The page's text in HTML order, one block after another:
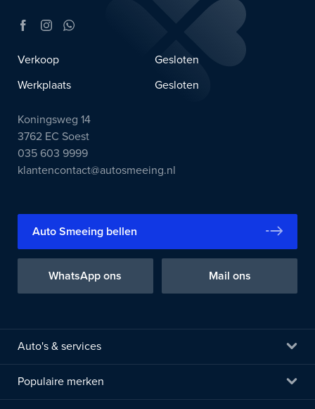
Verkoop
Gesloten
Werkplaats
Gesloten
Koningsweg 14
3762 EC Soest
035 603 9999
klantencontact@autosmeeing.nl
Auto Smeeing bellen
WhatsApp ons Mail ons
Auto's & services
Populaire merken